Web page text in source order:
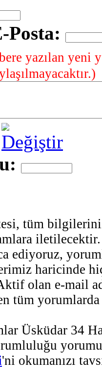
Posta:
yazılan
tüm
iletilecektir.
ediyoruz,
haricinde
olan e-mail
tüm
Üsküdar 34
'ni okumanızı